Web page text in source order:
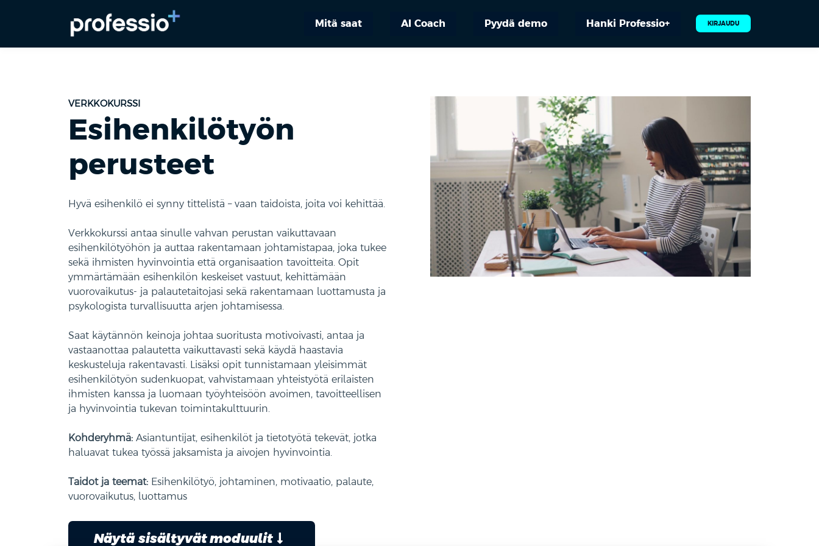
Mitä saat AI Coach Pyydä demo Hanki Professio+ KIRJAUDU
VERKKOKURSSI
Esihenkilötyön
perusteet
Hyvä esihenkilö ei synny tittelistä – vaan taidoista, joita voi kehittää.
Verkkokurssi antaa sinulle vahvan perustan vaikuttavaan
esihenkilötyöhön ja auttaa rakentamaan johtamistapaa, joka tukee
sekä ihmisten hyvinvointia että organisaation tavoitteita. Opit
ymmärtämään esihenkilön keskeiset vastuut, kehittämään
vuorovaikutus- ja palautetaitojasi sekä rakentamaan luottamusta ja
psykologista turvallisuutta arjen johtamisessa.
Saat käytännön keinoja johtaa suoritusta motivoivasti, antaa ja
vastaanottaa palautetta vaikuttavasti sekä käydä haastavia
keskusteluja rakentavasti. Lisäksi opit tunnistamaan yleisimmät
esihenkilötyön sudenkuopat, vahvistamaan yhteistyötä erilaisten
ihmisten kanssa ja luomaan työyhteisöön avoimen, tavoitteellisen
ja hyvinvointia tukevan toimintakulttuurin.
Kohderyhmä: Asiantuntijat, esihenkilöt ja tietotyötä tekevät, jotka
haluavat tukea työssä jaksamista ja aivojen hyvinvointia.
Taidot ja teemat: Esihenkilötyö, johtaminen, motivaatio, palaute,
vuorovaikutus, luottamus
Näytä sisältyvät moduulit